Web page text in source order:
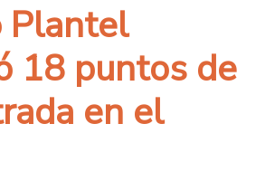
Plantel
18 puntos de
en el